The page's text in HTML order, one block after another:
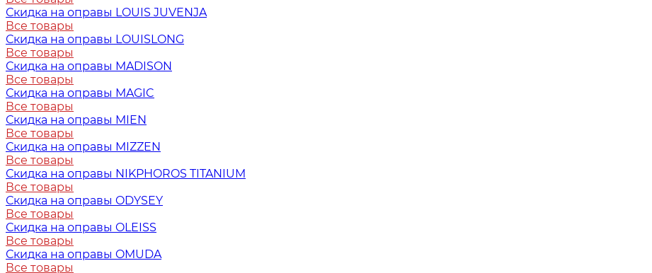
Скидка на оправы LOUIS JUVENJA
Все товары
Скидка на оправы LOUISLONG
Все товары
Скидка на оправы MADISON
Все товары
Скидка на оправы MAGIC
Все товары
Скидка на оправы MIEN
Все товары
Скидка на оправы MIZZEN
Все товары
Скидка на оправы NIKPHOROS TITANIUM
Все товары
Скидка на оправы ODYSEY
Все товары
Скидка на оправы OLEISS
Все товары
Скидка на оправы OMUDA
Все товары